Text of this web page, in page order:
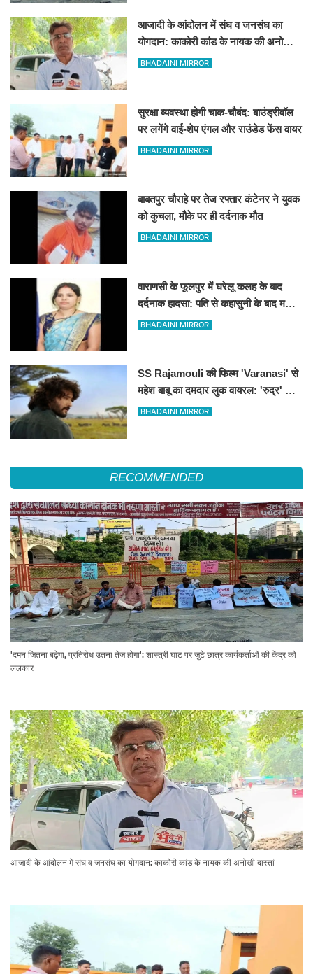
आजादी के आंदोलन में संघ व जनसंघ का
योगदान: काकोरी कांड के नायक की अनोखी
दास्तां
BHADAINI MIRROR
सुरक्षा व्यवस्था होगी चाक-चौबंद: बाउंड्रीवॉल
पर लगेंगे वाई-शेप एंगल और राउंडेड फेंस वायर
BHADAINI MIRROR
बाबतपुर चौराहे पर तेज रफ्तार कंटेनर ने युवक
को कुचला, मौके पर ही दर्दनाक मौत
BHADAINI MIRROR
वाराणसी के फूलपुर में घरेलू कलह के बाद
दर्दनाक हादसा: पति से कहासुनी के बाद महिला
ने लगाई फांसी
BHADAINI MIRROR
SS Rajamouli की फिल्म 'Varanasi' से
महेश बाबू का दमदार लुक वायरल: 'रुद्र' के
किरदार में अफ्रीका के जंगलों में दिखे साउथ
BHADAINI MIRROR
RECOMMENDED
'दमन जितना बढ़ेगा, प्रतिरोध उतना तेज होगा': शास्त्री घाट पर जुटे छात्र कार्यकर्ताओं की केंद्र को
ललकार
आजादी के आंदोलन में संघ व जनसंघ का योगदान: काकोरी कांड के नायक की अनोखी दास्तां